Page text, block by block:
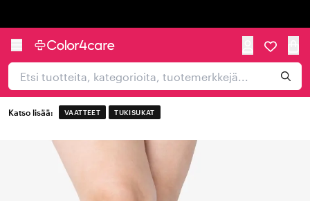
Katso lisää: VAATTEET TUKISUKAT